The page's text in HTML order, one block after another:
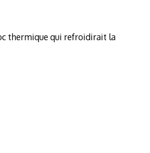
thermique qui refroidirait la